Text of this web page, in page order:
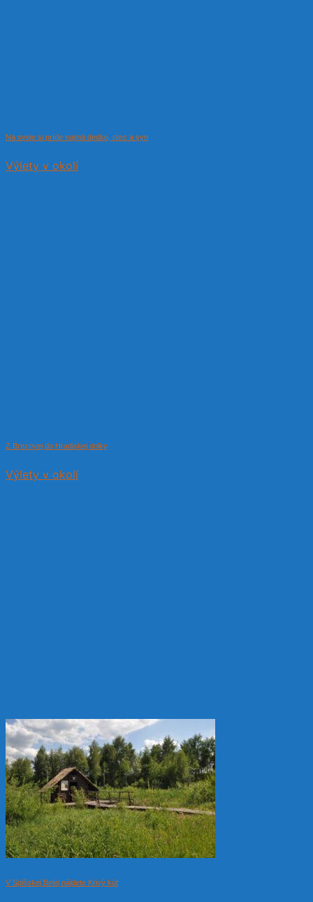
Na svoje si príde najmä dedko, otec a syn
Výlety v okolí
Z Brezovej do Hradiskej dolky
Výlety v okolí
V Spišskej Belej nájdete Krivý kút